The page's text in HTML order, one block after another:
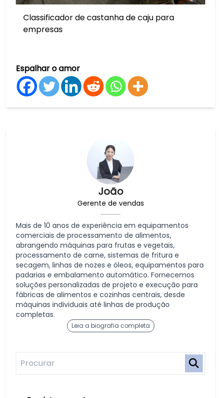
Classificador de castanha de caju para
empresas
Espalhar o amor
João
Gerente de vendas
Mais de 10 anos de experiência em equipamentos
comerciais de processamento de alimentos,
abrangendo máquinas para frutas e vegetais,
processamento de carne, sistemas de fritura e
secagem, linhas de nozes e óleos, equipamentos para
padarias e embalamento automático. Fornecemos
soluções personalizadas de projeto e execução para
fábricas de alimentos e cozinhas centrais, desde
máquinas individuais até linhas de produção
completas.
Leia a biografia completa